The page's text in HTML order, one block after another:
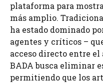
plataforma para
más amplio.
ha estado dominado
agentes y críticos –
acceso directo entre
BADA busca eliminar
permitiendo que los